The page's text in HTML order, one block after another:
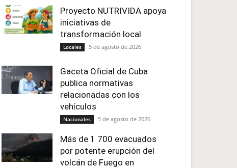
Proyecto NUTRIVIDA apoya
iniciativas de
transformación local
Locales 5 de agosto de 2026
Gaceta Oficial de Cuba
publica normativas
relacionadas con los
vehículos
Nacionales 5 de agosto de 2026
Más de 1 700 evacuados
por potente erupción del
volcán de Fuego en